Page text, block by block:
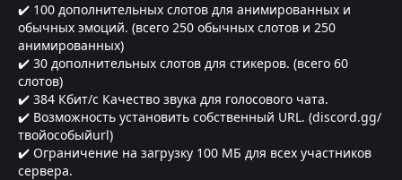
✔️ 100 дополнительных слотов для анимированных и
обычных эмоций. (всего 250 обычных слотов и 250
анимированных)
✔️ 30 дополнительных слотов для стикеров. (всего 60
слотов)
✔️ 384 Кбит/с Качество звука для голосового чата.
✔️ Возможность установить собственный URL. (discord.gg/
твойособыйurl)
✔️ Ограничение на загрузку 100 МБ для всех участников
сервера.